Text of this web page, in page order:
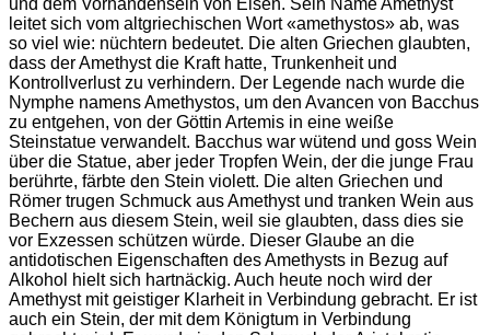
und dem Vorhandensein von Eisen. Sein Name Amethyst
leitet sich vom altgriechischen Wort «amethystos» ab, was
so viel wie: nüchtern bedeutet. Die alten Griechen glaubten,
dass der Amethyst die Kraft hatte, Trunkenheit und
Kontrollverlust zu verhindern. Der Legende nach wurde die
Nymphe namens Amethystos, um den Avancen von Bacchus
zu entgehen, von der Göttin Artemis in eine weiße
Steinstatue verwandelt. Bacchus war wütend und goss Wein
über die Statue, aber jeder Tropfen Wein, der die junge Frau
berührte, färbte den Stein violett. Die alten Griechen und
Römer trugen Schmuck aus Amethyst und tranken Wein aus
Bechern aus diesem Stein, weil sie glaubten, dass dies sie
vor Exzessen schützen würde. Dieser Glaube an die
antidotischen Eigenschaften des Amethysts in Bezug auf
Alkohol hielt sich hartnäckig. Auch heute noch wird der
Amethyst mit geistiger Klarheit in Verbindung gebracht. Er ist
auch ein Stein, der mit dem Königtum in Verbindung